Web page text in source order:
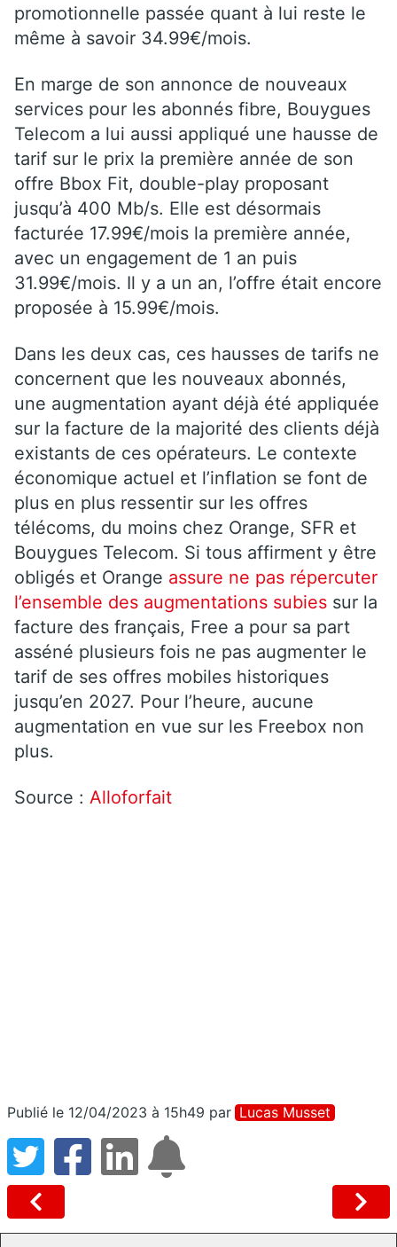
promotionnelle passée quant à lui reste le
même à savoir 34.99€/mois.
En marge de son annonce de nouveaux
services pour les abonnés fibre, Bouygues
Telecom a lui aussi appliqué une hausse de
tarif sur le prix la première année de son
offre Bbox Fit, double-play proposant
jusqu’à 400 Mb/s. Elle est désormais
facturée 17.99€/mois la première année,
avec un engagement de 1 an puis
31.99€/mois. Il y a un an, l’offre était encore
proposée à 15.99€/mois.
Dans les deux cas, ces hausses de tarifs ne
concernent que les nouveaux abonnés,
une augmentation ayant déjà été appliquée
sur la facture de la majorité des clients déjà
existants de ces opérateurs. Le contexte
économique actuel et l’inflation se font de
plus en plus ressentir sur les offres
télécoms, du moins chez Orange, SFR et
Bouygues Telecom. Si tous affirment y être
obligés et Orange assure ne pas répercuter
l’ensemble des augmentations subies sur la
facture des français, Free a pour sa part
asséné plusieurs fois ne pas augmenter le
tarif de ses offres mobiles historiques
jusqu’en 2027. Pour l’heure, aucune
augmentation en vue sur les Freebox non
plus.
Source : Alloforfait
Publié le 12/04/2023 à 15h49 par Lucas Musset